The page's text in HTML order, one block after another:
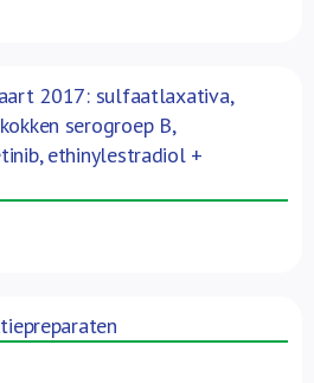
2017: sulfaatlaxativa,
serogroep B,
ethinylestradiol +